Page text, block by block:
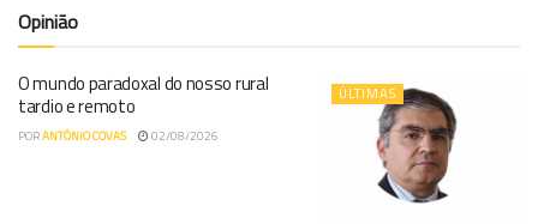
Opinião
ÚLTIMAS
O mundo paradoxal do nosso rural
tardio e remoto
PORANTÓNIO COVAS 02/08/2026